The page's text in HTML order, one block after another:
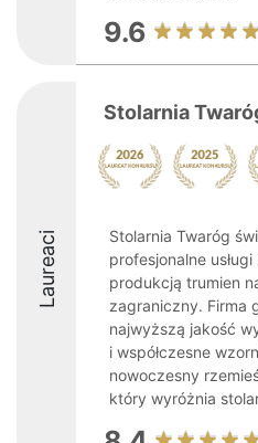
9.6
Laureaci
Stolarnia
Stolarnia Twaróg
profesjonalne
produkcją trumien
zagraniczny. Firma
najwyższą jakość
i współczesne
nowoczesny
który wyróżnia